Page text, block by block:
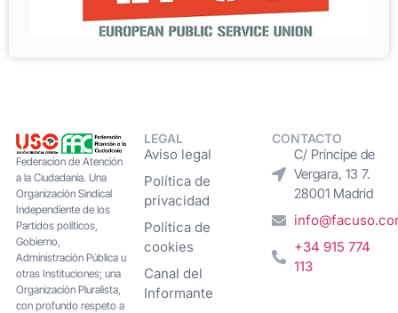
Federacion de Atención
a la Ciudadanía. Una
Organización Sindical
Independiente de los
Partidos políticos,
Gobierno,
Administración Pública u
otras Instituciones; una
Organización Pluralista,
con profundo respeto a
LEGAL
Aviso legal
Política de
privacidad
Política de
cookies
Canal del
Informante
CONTACTO
C/ Príncipe de
Vergara, 13 7.
28001 Madrid
+34 915 774
113